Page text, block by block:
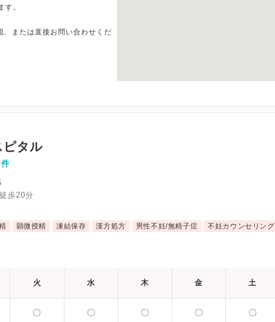
す。
または直接お問い合わせくだ
ピタル
歩20分
顕微授精 凍結保存 漢方処方 男性不妊/無精子症 不妊カウンセリング
火 水 木 金 土
〇 〇 〇 〇 〇